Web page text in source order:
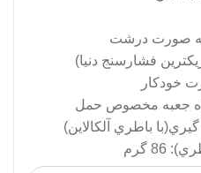
صورت درشت
فشارسنج دنیا)
خودکار
جعبه مخصوص حمل
گرم